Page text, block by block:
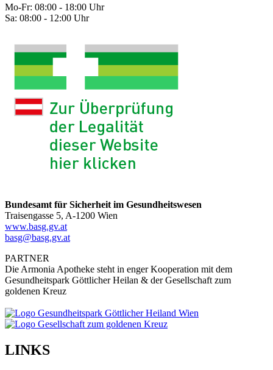
Mo-Fr: 08:00 - 18:00 Uhr
Sa: 08:00 - 12:00 Uhr
Bundesamt für Sicherheit im Gesundheitswesen
Traisengasse 5, A-1200 Wien
www.basg.gv.at
basg@basg.gv.at
PARTNER
Die Armonia Apotheke steht in enger Kooperation mit dem
Gesundheitspark Göttlicher Heilan & der Gesellschaft zum
goldenen Kreuz
LINKS